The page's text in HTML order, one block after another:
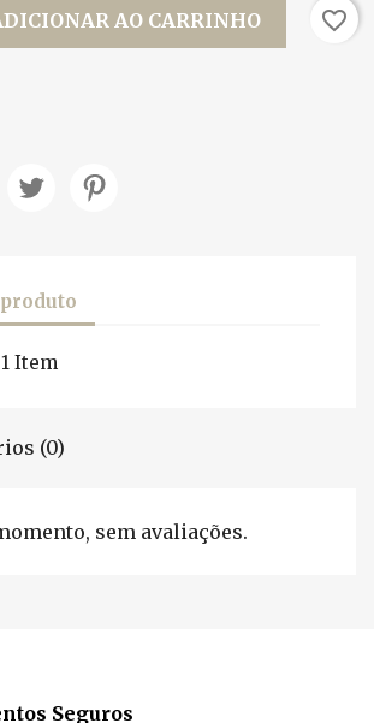
AO CARRINHO favorite_border
1 Item
(0)
sem avaliações.
Seguros